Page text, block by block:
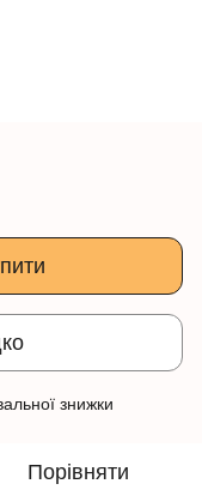
знижки
Порівняти